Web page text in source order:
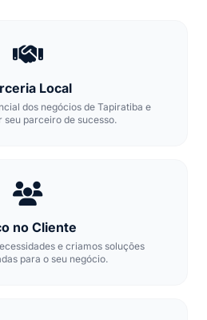
Local
dos negócios de Tapiratiba e
seu parceiro de sucesso.
no Cliente
e criamos soluções
para o seu negócio.